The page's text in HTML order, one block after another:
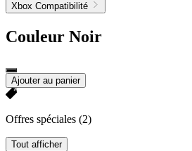
Xbox Compatibilité
Couleur Noir
Ajouter au panier
Offres spéciales (2)
Tout afficher